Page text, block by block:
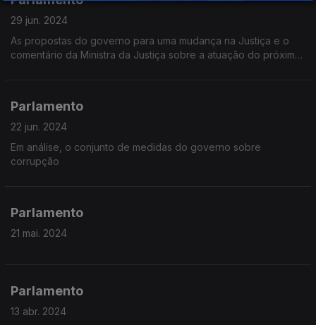
29 jun. 2024
As propostas do governo para uma mudança na Justiça e o
comentário da Ministra da Justiça sobre a atuação do próximo
Parlamento
22 jun. 2024
Em análise, o conjunto de medidas do governo sobre
corrupção
Parlamento
21 mai. 2024
Parlamento
13 abr. 2024